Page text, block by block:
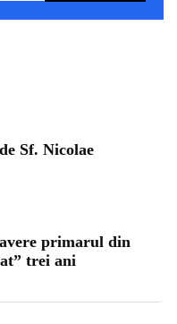
Sf. Nicolae
primarul din
trei ani